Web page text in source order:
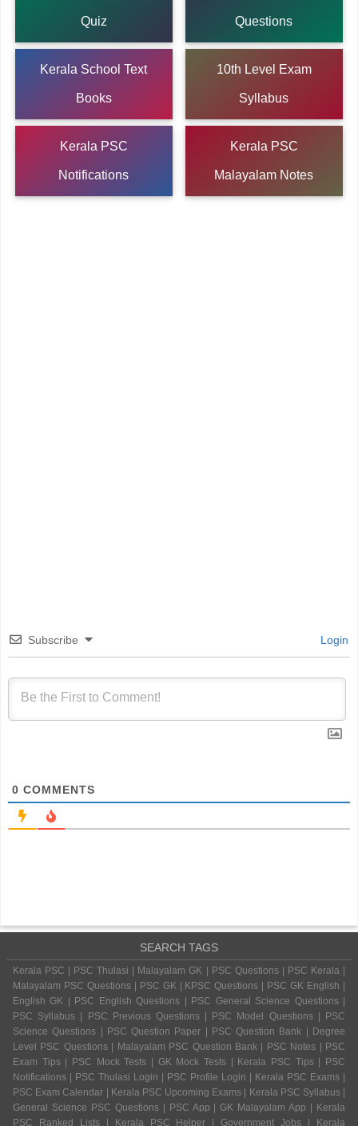
Quiz Questions
Kerala School Text
Books
10th Level Exam
Syllabus
Kerala PSC
Notifications
Kerala PSC
Malayalam Notes
Subscribe Login
0 COMMENTS
SEARCH TAGS
Kerala PSC | PSC Thulasi | Malayalam GK | PSC Questions | PSC Kerala |
Malayalam PSC Questions | PSC GK | KPSC Questions | PSC GK English |
English GK | PSC English Questions | PSC General Science Questions |
PSC Syllabus | PSC Previous Questions | PSC Model Questions | PSC
Science Questions | PSC Question Paper | PSC Question Bank | Degree
Level PSC Questions | Malayalam PSC Question Bank | PSC Notes | PSC
Exam Tips | PSC Mock Tests | GK Mock Tests | Kerala PSC Tips | PSC
Notifications | PSC Thulasi Login | PSC Profile Login | Kerala PSC Exams |
PSC Exam Calendar | Kerala PSC Upcoming Exams | Kerala PSC Syllabus |
General Science PSC Questions | PSC App | GK Malayalam App | Kerala
PSC Ranked Lists | Kerala PSC Helper | Government Jobs | Kerala